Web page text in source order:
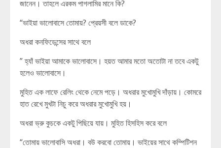
জানেন। তাহলে এরকম পাগলামির মানে কি?
“ভাইয়া ভালোবাসে তোমায়? প্রেয়সী বলে ডাকে?
অধরা কনফিডেন্সের সাথে বলে
” হ্যাঁ ভাইয়া আমাকে ভালোবাসে। হয়ত আমার মতো অতোটা না তবে একটু
হলেও ভালোবাসে।
মুহিত এক লাফে রেলিং থেকে নেমে পড়ে। অধরার মুখোমুখি দাঁড়ায়। কোমরে
হাত রেখে মুখটা নিচু করে অধরার মুখোমুখি হয়।
অধরা ভ্রু কুচকে একটু পিছিয়ে যায়। মুহিত হিসহিস করে বলে
“তোমায় ভালোবাসি অধরা। বউ করবো তোমায়। ভাইয়ের সাথে কম্পিটিশন